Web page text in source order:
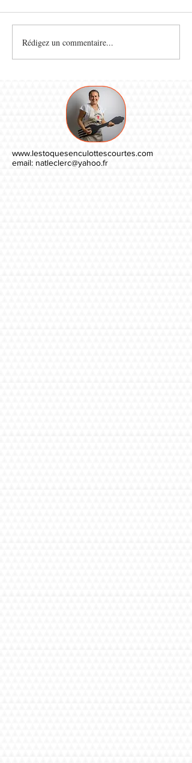
Rédigez un commentaire...
www.lestoquesenculottescourtes.com
email: natleclerc@yahoo.fr